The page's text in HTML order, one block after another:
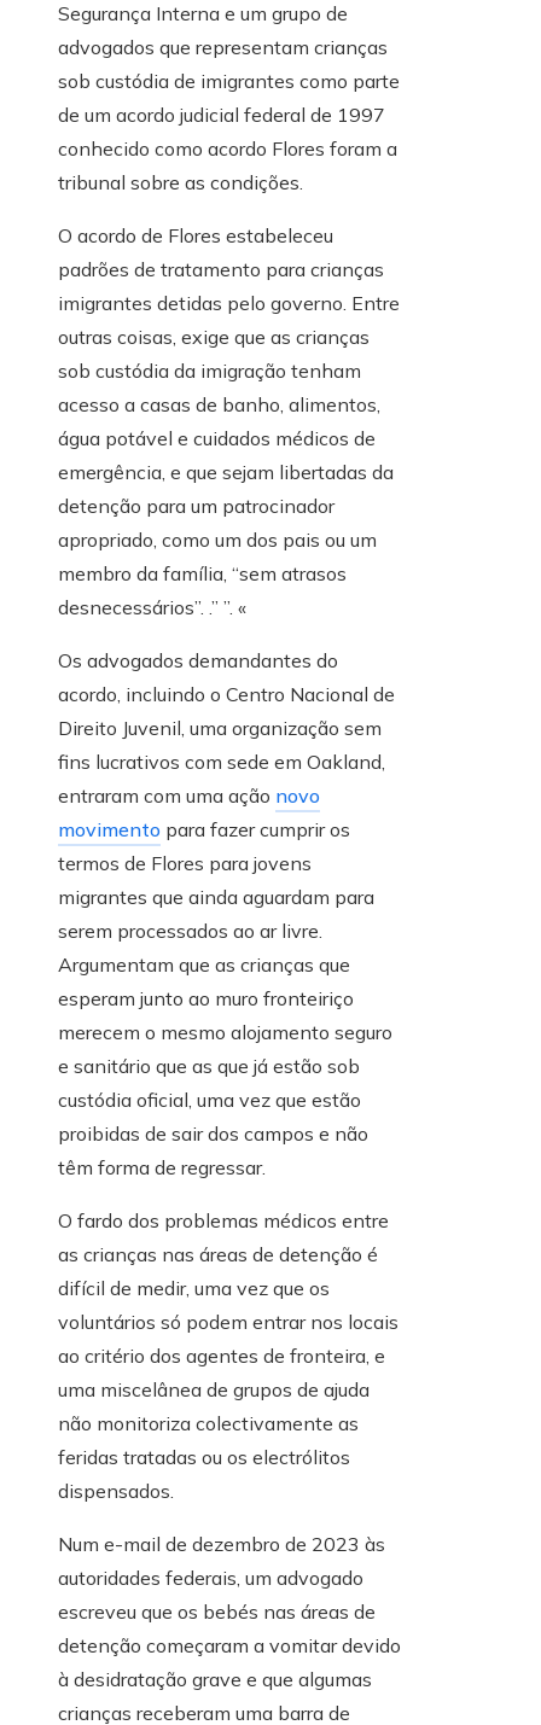
Segurança Interna e um grupo de
advogados que representam crianças
sob custódia de imigrantes como parte
de um acordo judicial federal de 1997
conhecido como acordo Flores foram a
tribunal sobre as condições.
O acordo de Flores estabeleceu
padrões de tratamento para crianças
imigrantes detidas pelo governo. Entre
outras coisas, exige que as crianças
sob custódia da imigração tenham
acesso a casas de banho, alimentos,
água potável e cuidados médicos de
emergência, e que sejam libertadas da
detenção para um patrocinador
apropriado, como um dos pais ou um
membro da família, “sem atrasos
desnecessários”. .” ”. «
Os advogados demandantes do
acordo, incluindo o Centro Nacional de
Direito Juvenil, uma organização sem
fins lucrativos com sede em Oakland,
entraram com uma ação novo
movimento para fazer cumprir os
termos de Flores para jovens
migrantes que ainda aguardam para
serem processados ​​ao ar livre.
Argumentam que as crianças que
esperam junto ao muro fronteiriço
merecem o mesmo alojamento seguro
e sanitário que as que já estão sob
custódia oficial, uma vez que estão
proibidas de sair dos campos e não
têm forma de regressar.
O fardo dos problemas médicos entre
as crianças nas áreas de detenção é
difícil de medir, uma vez que os
voluntários só podem entrar nos locais
ao critério dos agentes de fronteira, e
uma miscelânea de grupos de ajuda
não monitoriza colectivamente as
feridas tratadas ou os electrólitos
dispensados.
Num e-mail de dezembro de 2023 às
autoridades federais, um advogado
escreveu que os bebés nas áreas de
detenção começaram a vomitar devido
à desidratação grave e que algumas
crianças receberam uma barra de